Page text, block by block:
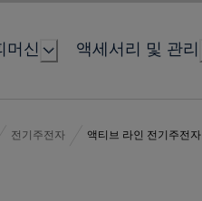
머신 액세서리 및 관리
전기주전자 액티브 라인 전기주전자